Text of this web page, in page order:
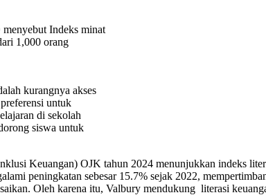
Indeks minat
1,000 orang
kurangnya akses
untuk
di sekolah
siswa untuk
Keuangan) OJK tahun 2024 menunjukkan indeks
peningkatan sebesar 15.7% sejak 2022,
Oleh karena itu, Valbury mendukung literasi